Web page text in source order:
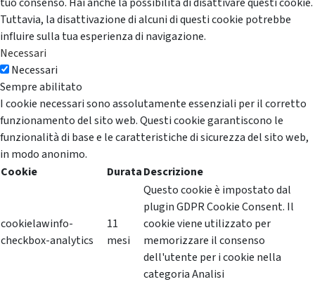
Tuttavia, la disattivazione di alcuni di questi cookie potrebbe
influire sulla tua esperienza di navigazione.
Necessari
Necessari
Sempre abilitato
I cookie necessari sono assolutamente essenziali per il corretto
funzionamento del sito web. Questi cookie garantiscono le
funzionalità di base e le caratteristiche di sicurezza del sito web,
in modo anonimo.
Cookie
DurataDescrizione
cookielawinfo-
checkbox-analytics
11
mesi
Questo cookie è impostato dal
plugin GDPR Cookie Consent. Il
cookie viene utilizzato per
memorizzare il consenso
dell'utente per i cookie nella
categoria Analisi